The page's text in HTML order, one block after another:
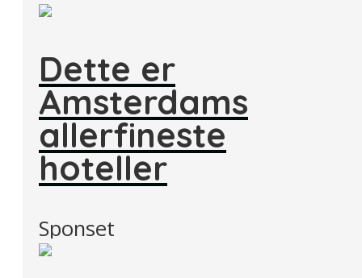
Dette er
Amsterdams
allerfineste
hoteller
Sponset